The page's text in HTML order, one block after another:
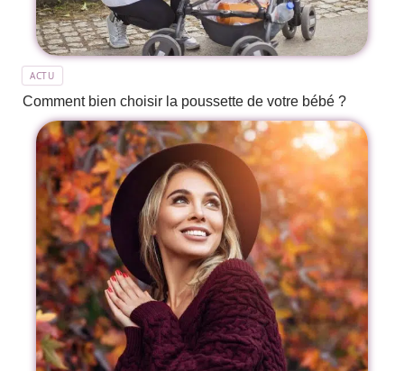
ACTU
Comment bien choisir la poussette de votre bébé ?